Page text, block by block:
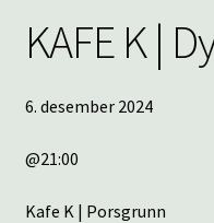
KAFE K |
6. desember 2024
@21:00
Kafe K | Porsgrunn